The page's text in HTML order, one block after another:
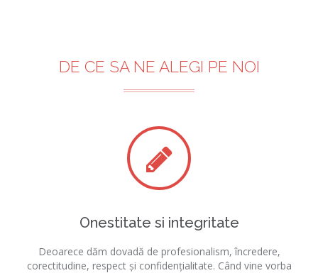
DE CE SA NE ALEGI PE NOI
Onestitate si integritate
Deoarece dăm dovadă de profesionalism, încredere,
corectitudine, respect și confidențialitate. Când vine vorba